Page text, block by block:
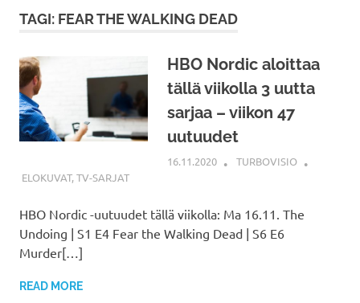
TAGI: FEAR THE WALKING DEAD
HBO Nordic aloittaa
tällä viikolla 3 uutta
sarjaa – viikon 47
uutuudet
16.11.2020
TURBOVISIO
ELOKUVAT,TV-SARJAT
HBO Nordic -uutuudet tällä viikolla: Ma 16.11. The
Undoing | S1 E4 Fear the Walking Dead | S6 E6
Murder[…]
READ MORE